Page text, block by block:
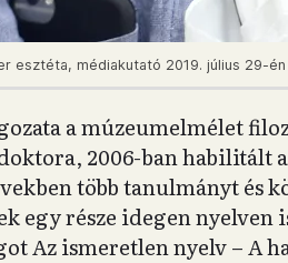
esztéta, médiakutató 2019. július 29-én
a múzeumelmélet
2006-ban habilitált
több tanulmányt és
egy része idegen nyelven
Az ismeretlen nyelv – A